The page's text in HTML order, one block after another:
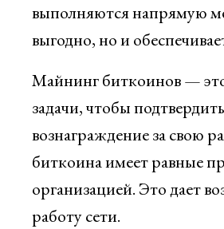
выполняются напрямую
выгодно, но и
Майнинг биткоинов —
задачи, чтобы
вознаграждение за свою
биткоина имеет равные
организацией. Это дает
работу сети.